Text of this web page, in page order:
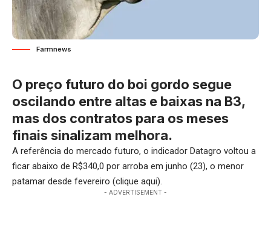
Farmnews
O preço futuro do boi gordo segue
oscilando entre altas e baixas na B3,
mas dos contratos para os meses
finais sinalizam melhora.
A referência do mercado futuro, o indicador Datagro voltou a
ficar abaixo de R$340,0 por arroba em junho (23), o menor
patamar desde fevereiro (clique aqui).
- ADVERTISEMENT -